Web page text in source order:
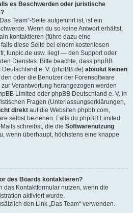
es Beschwerden oder juristische
Team“-Seite aufgeführt ist, ist ein
Wenn du so keine Antwort erhältst,
kontaktieren (führe dazu eine
diese Seite bei einem kostenlosen
funpic.de usw. liegt — den Support oder
Dienstes. Bitte beachte, dass phpBB
e. V. (phpBB.de) absolut keinen
oder die Benutzer der Forensoftware
Verantwortung herangezogen werden
Limited oder phpBB Deutschland e. V. in
Fragen (Unterlassungserklärungen,
direkt auf die Websiten phpbb.com,
selbst beziehen. Falls du phpBB Limited
schreibst, die die Softwarenutzung
wenn überhaupt, höchstens eine knappe
des Boards kontaktieren?
das Kontaktformular nutzen, wenn die
aktiviert wurde.
den Link „Das Team“ verwenden.